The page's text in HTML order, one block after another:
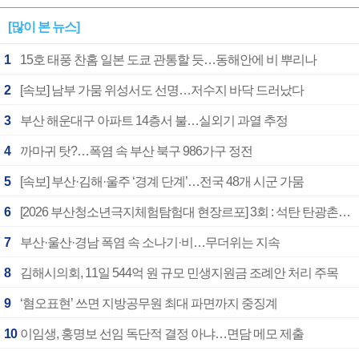
[많이 본 뉴스]
1 15호 태풍 찬홈 일본 도쿄 관통할 듯…동해안에 비 뿌리나
2 [속보] 남부 가뭄 위성서도 선명…저수지 바닥 드러났다
3 부산 해운대구 아파트 14층서 불…실외기 과열 추정
4 까마귀 탓?…폭염 속 부산 북구 986가구 정전
5 [속보] 부산·김해·울주 ‘경계 단계’…전국 48개 시군 가뭄
6 [2026 부산청소년극지체험탐험대 현장르포] 3회 : 석탄 탄광촌에서 북극 연구의 중심지로
7 부산·울산·경남 폭염 속 소나기·비…무더위는 지속
8 김해시의회, 11일 544억 원 규모 민생지원금 조례안 처리 주목
9 ‘혐오표현’ 쓰면 지방공무원 최대 파면까지 중징계
10 이임생, 홍명보 선임 독단적 결정 아냐…면담 메모 제출